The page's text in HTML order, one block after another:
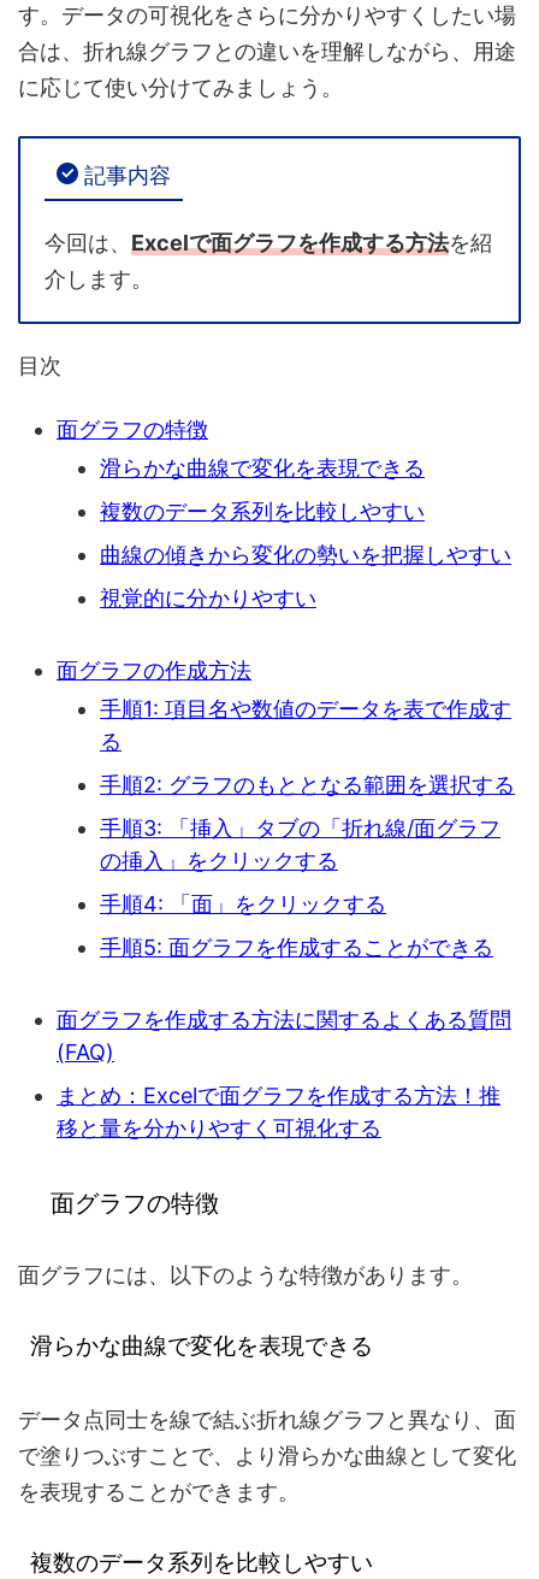
す。データの可視化をさらに分かりやすくしたい場
合は、折れ線グラフとの違いを理解しながら、用途
に応じて使い分けてみましょう。
記事内容
今回は、 Excelで面グラフを作成する方法を紹
介します。
目次
面グラフの特徴
滑らかな曲線で変化を表現できる
複数のデータ系列を比較しやすい
曲線の傾きから変化の勢いを把握しやすい
視覚的に分かりやすい
面グラフの作成方法
手順1: 項目名や数値のデータを表で作成す
る
手順2: グラフのもととなる範囲を選択する
手順3: 「挿入」タブの「折れ線/面グラフ
の挿入」をクリックする
手順4: 「面」をクリックする
手順5: 面グラフを作成することができる
面グラフを作成する方法に関するよくある質問
(FAQ)
まとめ：Excelで面グラフを作成する方法！推
移と量を分かりやすく可視化する
面グラフの特徴
面グラフには、以下のような特徴があります。
滑らかな曲線で変化を表現できる
データ点同士を線で結ぶ折れ線グラフと異なり、面
で塗りつぶすことで、より滑らかな曲線として変化
を表現することができます。
複数のデータ系列を比較しやすい